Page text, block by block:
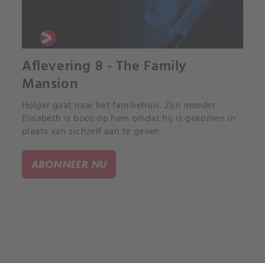
Aflevering 8 - The Family
Mansion
Holger gaat naar het familiehuis. Zijn moeder
Elisabeth is boos op hem omdat hij is gekomen in
plaats van zichzelf aan te geven.
ABONNEER NU